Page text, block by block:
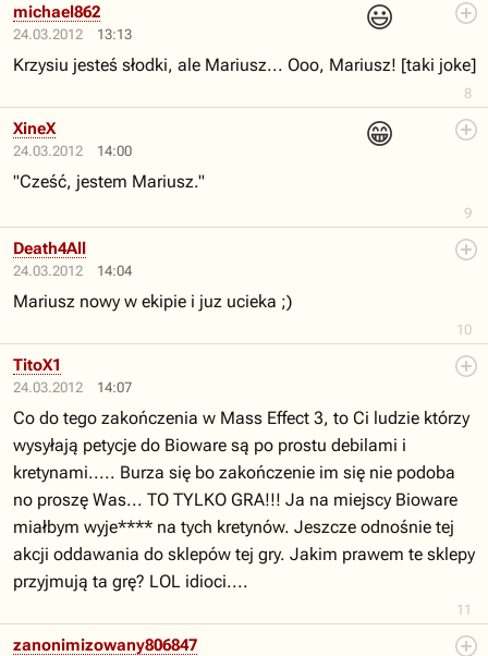
24.03.2012 13:13
😃
8
michael862
Krzysiu jesteś słodki, ale Mariusz... Ooo, Mariusz! [taki joke]
24.03.2012 14:00
😁
9
XineX
"Cześć, jestem Mariusz."
24.03.2012 14:04
10
Death4All
Mariusz nowy w ekipie i juz ucieka ;)
24.03.2012 14:07
11
TitoX1
Co do tego zakończenia w Mass Effect 3, to Ci ludzie którzy
wysyłają petycje do Bioware są po prostu debilami i
kretynami..... Burza się bo zakończenie im się nie podoba
no proszę Was... TO TYLKO GRA!!! Ja na miejscy Bioware
miałbym wyje**** na tych kretynów. Jeszcze odnośnie tej
akcji oddawania do sklepów tej gry. Jakim prawem te sklepy
przyjmują ta grę? LOL idioci....
zanonimizowany806847